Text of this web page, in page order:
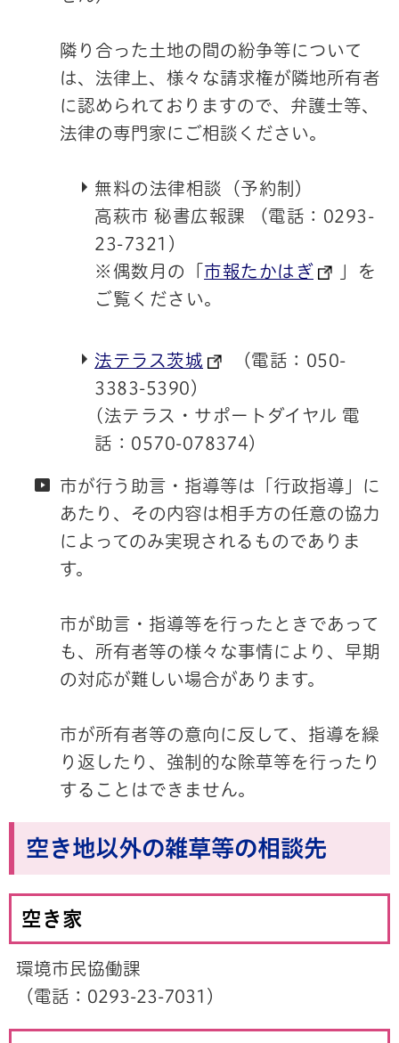
隣り合った土地の間の紛争等について
は、法律上、様々な請求権が隣地所有者
に認められておりますので、弁護士等、
法律の専門家にご相談ください。
無料の法律相談（予約制）
高萩市 秘書広報課 （電話：0293-
23-7321）
※偶数月の「 市報たかはぎ
」を
ご覧ください。
法テラス茨城 （電話：050-
3383-5390）
(法テラス・サポートダイヤル 電
話：0570-078374）
市が行う助言・指導等は「行政指導」に
あたり、その内容は相手方の任意の協力
によってのみ実現されるものでありま
す。
市が助言・指導等を行ったときであって
も、所有者等の様々な事情により、早期
の対応が難しい場合があります。
市が所有者等の意向に反して、指導を繰
り返したり、強制的な除草等を行ったり
することはできません。
空き地以外の雑草等の相談先
空き家
環境市民協働課
（電話：0293-23-7031）